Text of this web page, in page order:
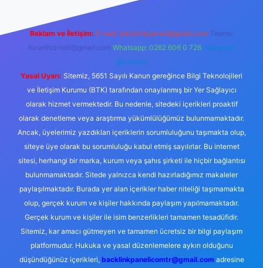
Reklam ve İletişim: E-mail: backlinkpaneli@gmail.com Teams:
forumhizmeti@gmail.com Whatsapp: 0262 606 0 726 Telegram:
@karabul
Yasal Uyarı: Sitemiz, 5651 Sayılı Kanun gereğince Bilgi Teknolojileri
ve İletişim Kurumu (BTK) tarafından onaylanmış bir Yer Sağlayıcı
olarak hizmet vermektedir. Bu nedenle, sitedeki içerikleri proaktif
olarak denetleme veya araştırma yükümlülüğümüz bulunmamaktadır.
Ancak, üyelerimiz yazdıkları içeriklerin sorumluluğunu taşımakta olup,
siteye üye olarak bu sorumluluğu kabul etmiş sayılırlar. Bu internet
sitesi, herhangi bir marka, kurum veya şahıs şirketi ile hiçbir bağlantısı
bulunmamaktadır. Sitede yalnızca kendi hazırladığımız makaleler
paylaşılmaktadır. Burada yer alan içerikler haber niteliği taşımamakta
olup, gerçek kurum ve kişiler hakkında paylaşım yapılmamaktadır.
Gerçek kurum ve kişiler ile isim benzerlikleri tamamen tesadüfidir.
Sitemiz, kar amacı gütmeyen ve tamamen ücretsiz bir bilgi paylaşım
platformudur. Hukuka ve yasal düzenlemelere aykırı olduğunu
düşündüğünüz içerikleri, backlinkpanelicomtr@gmail.comadresine